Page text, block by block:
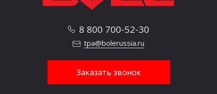
кВт 45
5+2
8 800 700-52-30
tpa@bolerussia.ru
Заказать звонок